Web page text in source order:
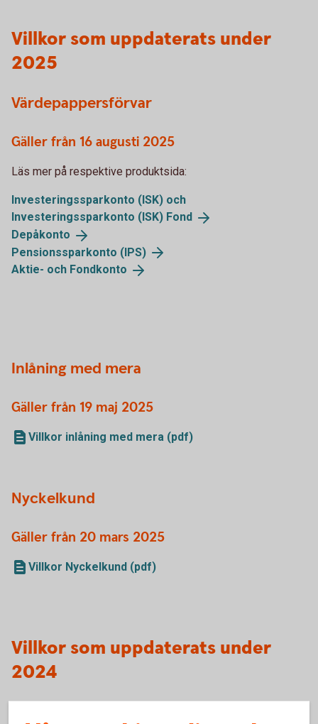
Villkor som uppdaterats under
2025
Värdepappersförvar
Gäller från 16 augusti 2025
Läs mer på respektive produktsida:
Investeringssparkonto (ISK) och
Investeringssparkonto (ISK) Fond
Depåkonto
Pensionssparkonto (IPS)
Aktie- och Fondkonto
Inlåning med mera
Gäller från 19 maj 2025
Villkor inlåning med mera (pdf)
Nyckelkund
Gäller från 20 mars 2025
Villkor Nyckelkund (pdf)
Villkor som uppdaterats under
2024